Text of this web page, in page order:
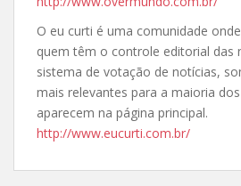
O eu curti é uma comunidade
quem têm o controle editorial das
sistema de votação de notícias,
mais relevantes para a maioria
aparecem na página principal.
http://www.eucurti.com.br/